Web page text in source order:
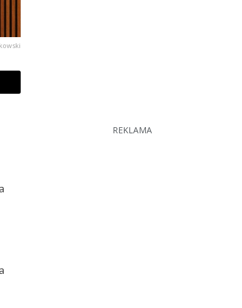
REKLAMA